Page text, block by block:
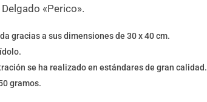
«Perico».
gracias a sus dimensiones de 30 x 40 cm.
se ha realizado en estándares de gran calidad.
gramos.